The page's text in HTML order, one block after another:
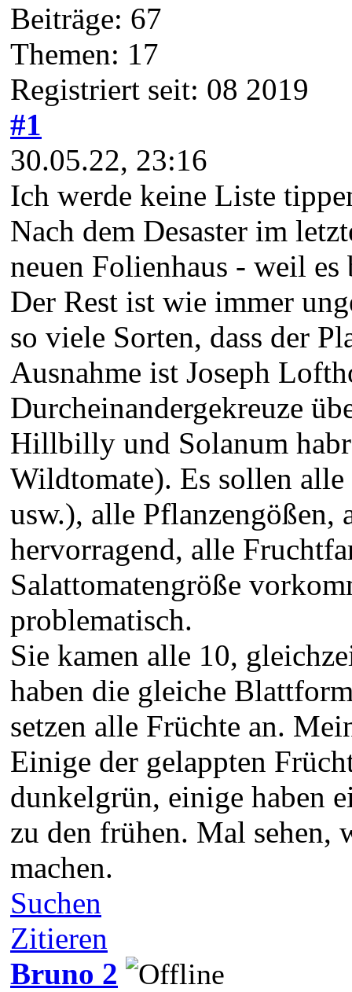
Beiträge: 67
Themen: 17
Registriert seit: 08 2019
#1
30.05.22, 23:16
Ich werde keine Liste
Nach dem Desaster im
neuen Folienhaus - weil
Der Rest ist wie immer
so viele Sorten, dass der
Ausnahme ist Joseph
Durcheinandergekreuze
Hillbilly und Solanum
Wildtomate). Es sollen
usw.), alle
hervorragend, alle
Salattomatengröße
problematisch.
Sie kamen alle 10,
haben die gleiche
setzen alle Früchte an.
Einige der gelappten
dunkelgrün, einige haben
zu den frühen. Mal sehen,
machen.
Suchen
Zitieren
Bruno 2